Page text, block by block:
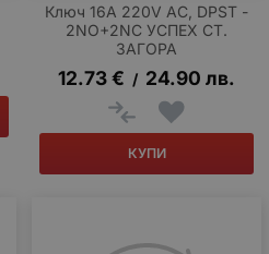
Ключ 16A 220V AC, DPST -
2NO+2NC УСПЕХ СТ.
ЗАГОРА
12.73€ / 24.90 лв.
КУПИ